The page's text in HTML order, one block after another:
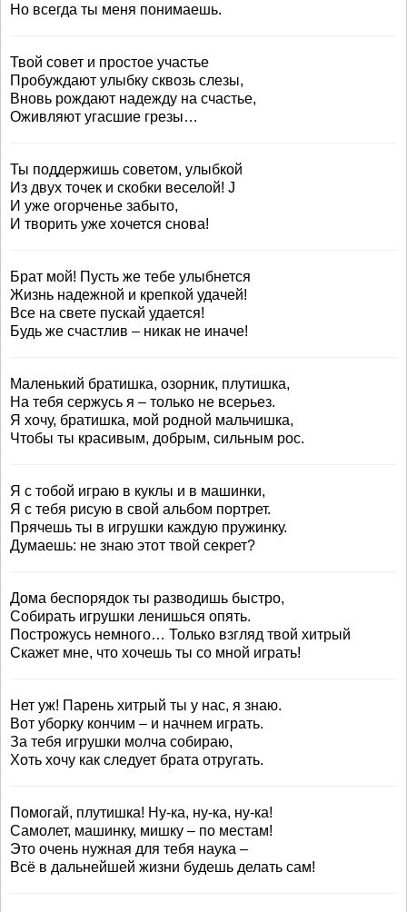
Но всегда ты меня понимаешь.
Твой совет и простое участье
Пробуждают улыбку сквозь слезы,
Вновь рождают надежду на счастье,
Оживляют угасшие грезы…
Ты поддержишь советом, улыбкой
Из двух точек и скобки веселой! J
И уже огорченье забыто,
И творить уже хочется снова!
Брат мой! Пусть же тебе улыбнется
Жизнь надежной и крепкой удачей!
Все на свете пускай удается!
Будь же счастлив – никак не иначе!
Маленький братишка, озорник, плутишка,
На тебя сержусь я – только не всерьез.
Я хочу, братишка, мой родной мальчишка,
Чтобы ты красивым, добрым, сильным рос.
Я с тобой играю в куклы и в машинки,
Я с тебя рисую в свой альбом портрет.
Прячешь ты в игрушки каждую пружинку.
Думаешь: не знаю этот твой секрет?
Дома беспорядок ты разводишь быстро,
Собирать игрушки ленишься опять.
Построжусь немного… Только взгляд твой хитрый
Скажет мне, что хочешь ты со мной играть!
Нет уж! Парень хитрый ты у нас, я знаю.
Вот уборку кончим – и начнем играть.
За тебя игрушки молча собираю,
Хоть хочу как следует брата отругать.
Помогай, плутишка! Ну-ка, ну-ка, ну-ка!
Самолет, машинку, мишку – по местам!
Это очень нужная для тебя наука –
Всё в дальнейшей жизни будешь делать сам!